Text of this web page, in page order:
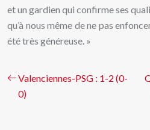
et un gardien qui confirme ses
qu’à nous même de ne pas
été très généreuse. »
Valenciennes-PSG : 1-2 (0-
0)